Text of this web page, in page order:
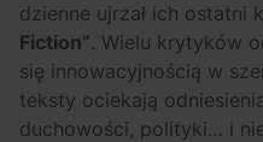
dzienne ujrzał ich ostatni
Fiction”. Wielu krytyków
się innowacyjnością w
teksty ociekają
duchowości, polityki… i